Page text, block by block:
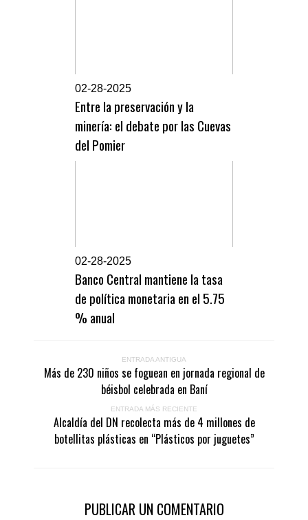
02-28-2025
Entre la preservación y la
minería: el debate por las Cuevas
del Pomier
02-28-2025
Banco Central mantiene la tasa
de política monetaria en el 5.75
% anual
ENTRADA ANTIGUA
Más de 230 niños se foguean en jornada regional de
béisbol celebrada en Baní
ENTRADA MÁS RECIENTE
Alcaldía del DN recolecta más de 4 millones de
botellitas plásticas en “Plásticos por juguetes”
PUBLICAR UN COMENTARIO